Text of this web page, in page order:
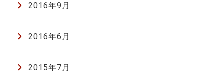
2016年9月
2016年6月
2015年7月